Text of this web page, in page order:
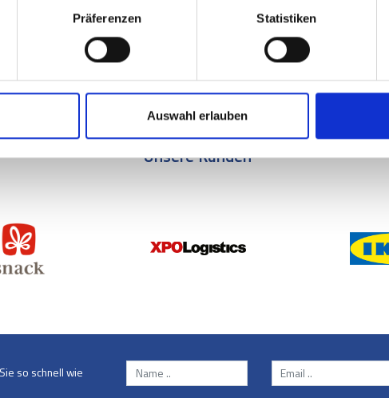
Präferenzen Statistiken
Auswahl erlauben
Unsere Kunden
so schnell wie